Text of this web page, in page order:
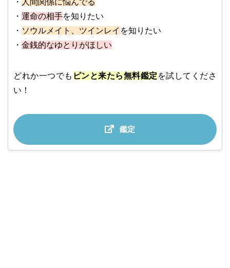
・ 運命の相手を知りたい
・ ソウルメイト、ツインレイ を知りたい
・ 金銭的なゆとりがほしい
どれか一つでも ピンと来たら無料鑑定 を試してくださ
い！
鑑定